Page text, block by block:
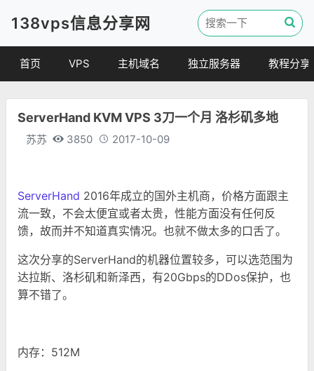
138vps信息分享网
首页 VPS
便宜VPS
VPS评测
主机域名
虚拟主机
独立服务器 教程分享
建站教程
ServerHand KVM VPS 3刀一个月 洛杉矶多地
苏苏 3850 2017-10-09
ServerHand 2016年成立的国外主机商，价格方面跟主
流一致，不会太便宜或者太贵，性能方面没有任何反
馈，故而并不知道真实情况。也就不做太多的口舌了。
这次分享的ServerHand的机器位置较多，可以选范围为
达拉斯、洛杉矶和新泽西，有20Gbps的DDos保护，也
算不错了。
内存：512M